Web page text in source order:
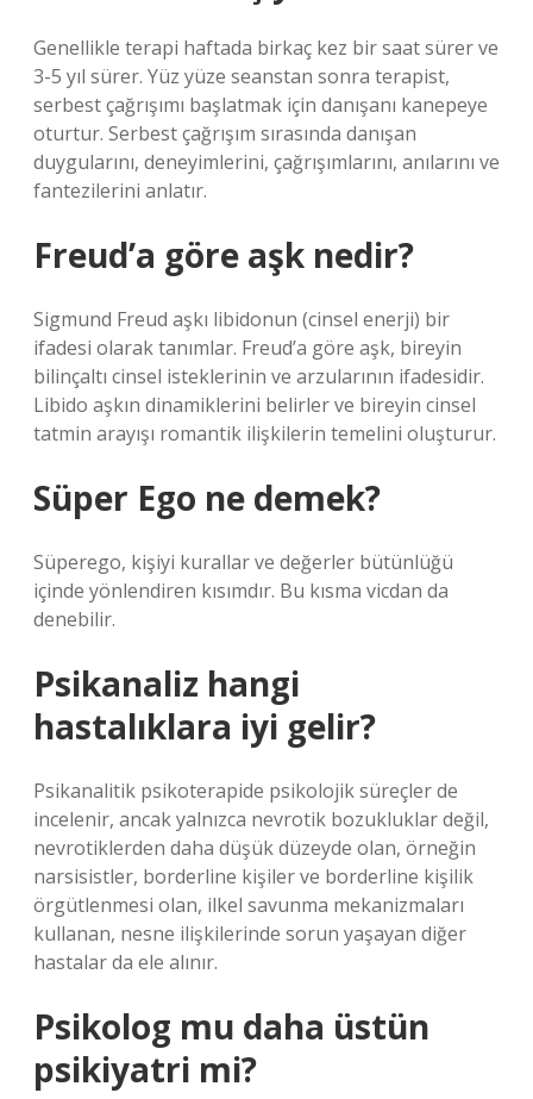
Genellikle terapi haftada birkaç kez bir saat sürer ve
3-5 yıl sürer. Yüz yüze seanstan sonra terapist,
serbest çağrışımı başlatmak için danışanı kanepeye
oturtur. Serbest çağrışım sırasında danışan
duygularını, deneyimlerini, çağrışımlarını, anılarını ve
fantezilerini anlatır.
Freud’a göre aşk nedir?
Sigmund Freud aşkı libidonun (cinsel enerji) bir
ifadesi olarak tanımlar. Freud’a göre aşk, bireyin
bilinçaltı cinsel isteklerinin ve arzularının ifadesidir.
Libido aşkın dinamiklerini belirler ve bireyin cinsel
tatmin arayışı romantik ilişkilerin temelini oluşturur.
Süper Ego ne demek?
Süperego, kişiyi kurallar ve değerler bütünlüğü
içinde yönlendiren kısımdır. Bu kısma vicdan da
denebilir.
Psikanaliz hangi
hastalıklara iyi gelir?
Psikanalitik psikoterapide psikolojik süreçler de
incelenir, ancak yalnızca nevrotik bozukluklar değil,
nevrotiklerden daha düşük düzeyde olan, örneğin
narsisistler, borderline kişiler ve borderline kişilik
örgütlenmesi olan, ilkel savunma mekanizmaları
kullanan, nesne ilişkilerinde sorun yaşayan diğer
hastalar da ele alınır.
Psikolog mu daha üstün
psikiyatri mi?